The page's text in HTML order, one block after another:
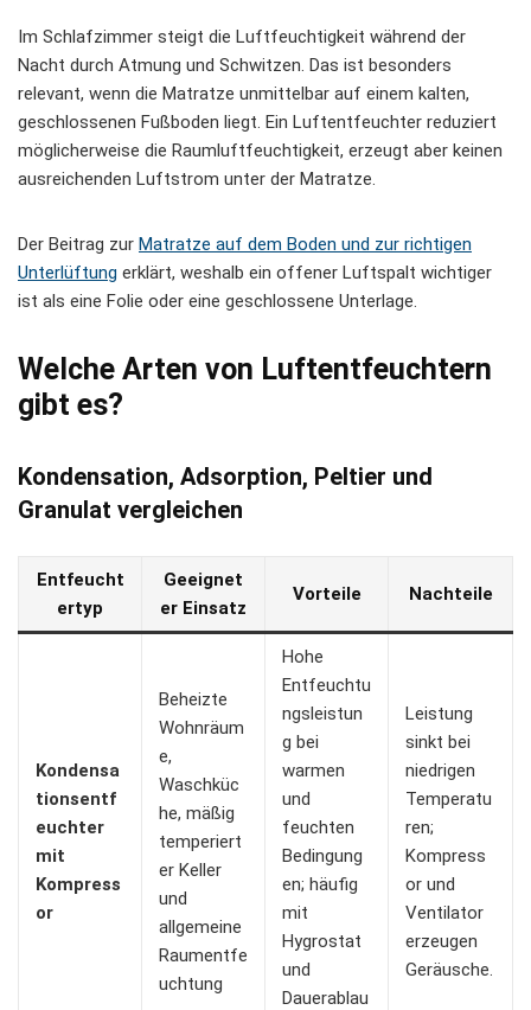
Im Schlafzimmer steigt die Luftfeuchtigkeit während der
Nacht durch Atmung und Schwitzen. Das ist besonders
relevant, wenn die Matratze unmittelbar auf einem kalten,
geschlossenen Fußboden liegt. Ein Luftentfeuchter reduziert
möglicherweise die Raumluftfeuchtigkeit, erzeugt aber keinen
ausreichenden Luftstrom unter der Matratze.
Der Beitrag zur Matratze auf dem Boden und zur richtigen
Unterlüftung erklärt, weshalb ein offener Luftspalt wichtiger
ist als eine Folie oder eine geschlossene Unterlage.
Welche Arten von Luftentfeuchtern
gibt es?
Kondensation, Adsorption, Peltier und
Granulat vergleichen
Entfeucht
ertyp
Geeignet
er Einsatz
Vorteile Nachteile
Kondensa
tionsentf
euchter
mit
Kompress
or
Beheizte
Wohnräum
e,
Waschküc
he, mäßig
temperiert
er Keller
und
allgemeine
Raumentfe
uchtung
Hohe
Entfeuchtu
ngsleistun
g bei
warmen
und
feuchten
Bedingung
en; häufig
mit
Hygrostat
und
Dauerablau
Leistung
sinkt bei
niedrigen
Temperatu
ren;
Kompress
or und
Ventilator
erzeugen
Geräusche.